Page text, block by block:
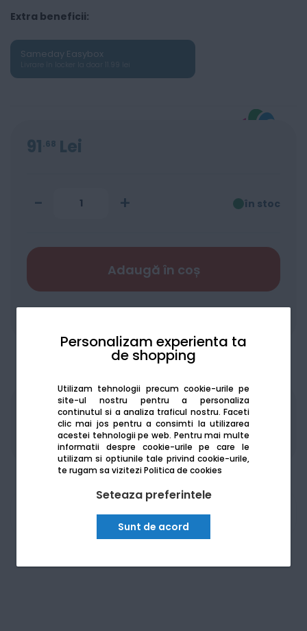
Personalizam experienta ta
de shopping
Utilizam tehnologii precum cookie-urile pe
site-ul nostru pentru a personaliza
continutul si a analiza traficul nostru. Faceti
clic mai jos pentru a consimti la utilizarea
acestei tehnologii pe web. Pentru mai multe
informatii despre cookie-urile pe care le
utilizam si optiunile tale privind cookie-urile,
te rugam sa viziteziPolitica de cookies
Seteaza preferintele
Sunt de acord
Extra beneficii:
Sameday Easybox
91 68 Lei
- + în stoc
Adaugă în coș
Produsele sunt disponibile pe platforma de
achizitii publice SEAP/SICAP
Am nevoie de ajutor